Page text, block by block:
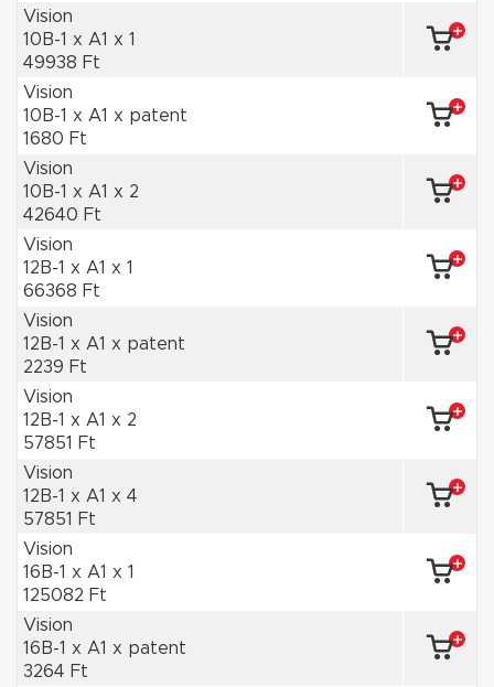
Vision
10B-1 x A1 x 1
49938 Ft
Vision
10B-1 x A1 x patent
1680 Ft
Vision
10B-1 x A1 x 2
42640 Ft
Vision
12B-1 x A1 x 1
66368 Ft
Vision
12B-1 x A1 x patent
2239 Ft
Vision
12B-1 x A1 x 2
57851 Ft
Vision
12B-1 x A1 x 4
57851 Ft
Vision
16B-1 x A1 x 1
125082 Ft
Vision
16B-1 x A1 x patent
3264 Ft